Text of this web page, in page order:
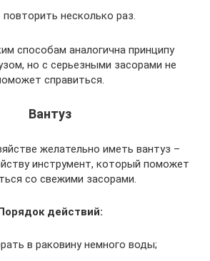
повторить несколько раз.
способам аналогична принципу
но с серьезными засорами не
справиться.
Вантуз
желательно иметь вантуз –
инструмент, который поможет
со свежими засорами.
действий:
в раковину немного воды;